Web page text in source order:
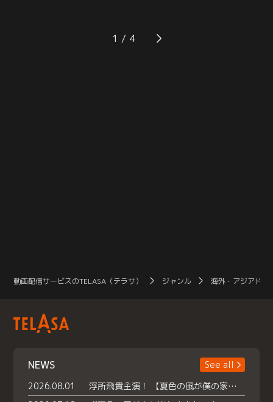
りする。
1
動画配信サービスのTELASA（テラサ） ジャンル 海外・アジアドラ
NEWS
See all
2026.08.01
浮所飛貴主演！ 【夏色の風が僕の家にやってきた】 本日よりテラサで独占配信スタート！